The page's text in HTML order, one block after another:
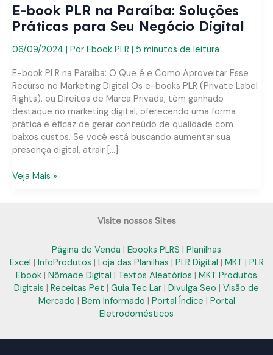
E-book PLR na Paraíba: Soluções
Práticas para Seu Negócio Digital
06/09/2024 | Por Ebook PLR 5 minutos de leitura
E-book PLR na Paraíba: O Que é e Como Aproveitar Esse
Recurso no Marketing Digital Os e-books PLR (Private Label
Rights), ou Direitos de Marca Privada, têm ganhado
destaque no marketing digital, oferecendo uma forma
prática e eficaz de gerar conteúdo de qualidade com
baixos custos. Se você está buscando aumentar sua
presença digital, atrair […]
E-
para
Seu
Negócio
Veja Mais »
Visite nossos Sites
Página de Venda | Ebooks PLRS | Planilhas
Excel | InfoProdutos | Loja das Planilhas | PLR Digital | MKT | PLR
Ebook | Nômade Digital | Textos Aleatórios | MKT Produtos
Digitais | Receitas Pet | Guia Tec Lar | Divulga Seo | Visão de
Mercado | Bem Informado | Portal Índice | Portal
Eletrodomésticos